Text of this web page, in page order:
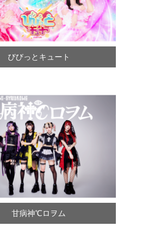
びびっとキュート
甘病神℃ロヲム